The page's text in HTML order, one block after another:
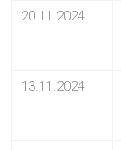
20.11.2024
13.11.2024